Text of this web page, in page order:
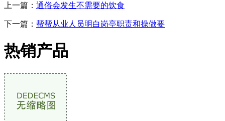
上一篇： 通俗会发生不需要的饮食
下一篇： 帮帮从业人员明白岗亭职责和操做要
热销产品